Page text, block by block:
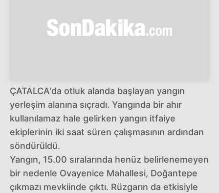
ÇATALCA'da otluk alanda başlayan yangın
yerleşim alanına sıçradı. Yangında bir ahır
kullanılamaz hale gelirken yangın itfaiye
ekiplerinin iki saat süren çalışmasının ardından
söndürüldü.
Yangın, 15.00 sıralarında henüz belirlenemeyen
bir nedenle Ovayenice Mahallesi, Doğantepe
çıkmazı mevkiinde çıktı. Rüzgarın da etkisiyle